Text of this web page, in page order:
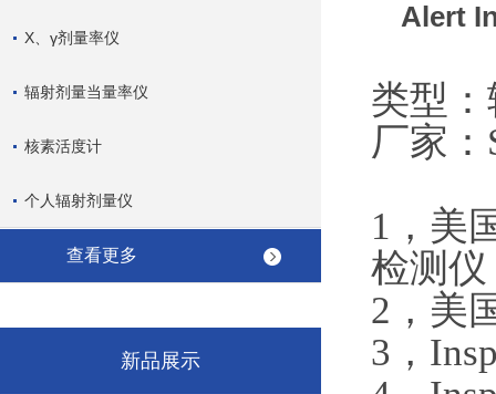
X、γ剂量率仪
辐射剂量当量率仪
核素活度计
个人辐射剂量仪
查看更多
新品展示
Alert
类型
厂家：
1，美
检测仪
2，美
3，